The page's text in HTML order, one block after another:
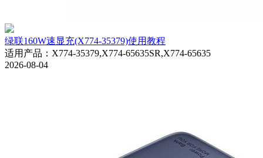
绿联160W速显充(X774-35379)使用教程
适用产品 ： X774-35379,X774-65635SR,X774-65635
2026-08-04